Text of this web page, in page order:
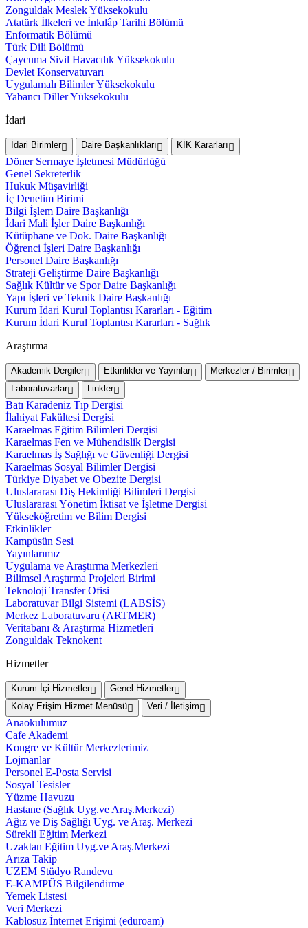
Zonguldak Meslek Yüksekokulu
Atatürk İlkeleri ve İnkılâp Tarihi Bölümü
Enformatik Bölümü
Türk Dili Bölümü
Çaycuma Sivil Havacılık Yüksekokulu
Devlet Konservatuvarı
Uygulamalı Bilimler Yüksekokulu
Yabancı Diller Yüksekokulu
İdari
İdari Birimler Daire Başkanlıkları KİK Kararları
Döner Sermaye İşletmesi Müdürlüğü
Genel Sekreterlik
Hukuk Müşavirliği
İç Denetim Birimi
Bilgi İşlem Daire Başkanlığı
İdari Mali İşler Daire Başkanlığı
Kütüphane ve Dok. Daire Başkanlığı
Öğrenci İşleri Daire Başkanlığı
Personel Daire Başkanlığı
Strateji Geliştirme Daire Başkanlığı
Sağlık Kültür ve Spor Daire Başkanlığı
Yapı İşleri ve Teknik Daire Başkanlığı
Kurum İdari Kurul Toplantısı Kararları - Eğitim
Kurum İdari Kurul Toplantısı Kararları - Sağlık
Araştırma
Akademik Dergiler Etkinlikler ve Yayınlar
Merkezler / Birimler
Laboratuvarlar
Linkler
Batı Karadeniz Tıp Dergisi
İlahiyat Fakültesi Dergisi
Karaelmas Eğitim Bilimleri Dergisi
Karaelmas Fen ve Mühendislik Dergisi
Karaelmas İş Sağlığı ve Güvenliği Dergisi
Karaelmas Sosyal Bilimler Dergisi
Türkiye Diyabet ve Obezite Dergisi
Uluslararası Diş Hekimliği Bilimleri Dergisi
Uluslararası Yönetim İktisat ve İşletme Dergisi
Yükseköğretim ve Bilim Dergisi
Etkinlikler
Kampüsün Sesi
Yayınlarımız
Uygulama ve Araştırma Merkezleri
Bilimsel Araştırma Projeleri Birimi
Teknoloji Transfer Ofisi
Laboratuvar Bilgi Sistemi (LABSİS)
Merkez Laboratuvaru (ARTMER)
Veritabanı & Araştırma Hizmetleri
Zonguldak Teknokent
Hizmetler
Kurum İçi Hizmetler
Genel Hizmetler
Kolay Erişim Hizmet Menüsü
Veri / İletişim
Anaokulumuz
Cafe Akademi
Kongre ve Kültür Merkezlerimiz
Lojmanlar
Personel E-Posta Servisi
Sosyal Tesisler
Yüzme Havuzu
Hastane (Sağlık Uyg.ve Araş.Merkezi)
Ağız ve Diş Sağlığı Uyg. ve Araş. Merkezi
Sürekli Eğitim Merkezi
Uzaktan Eğitim Uyg.ve Araş.Merkezi
Arıza Takip
UZEM Stüdyo Randevu
E-KAMPÜS Bilgilendirme
Yemek Listesi
Veri Merkezi
Kablosuz İnternet Erişimi (eduroam)